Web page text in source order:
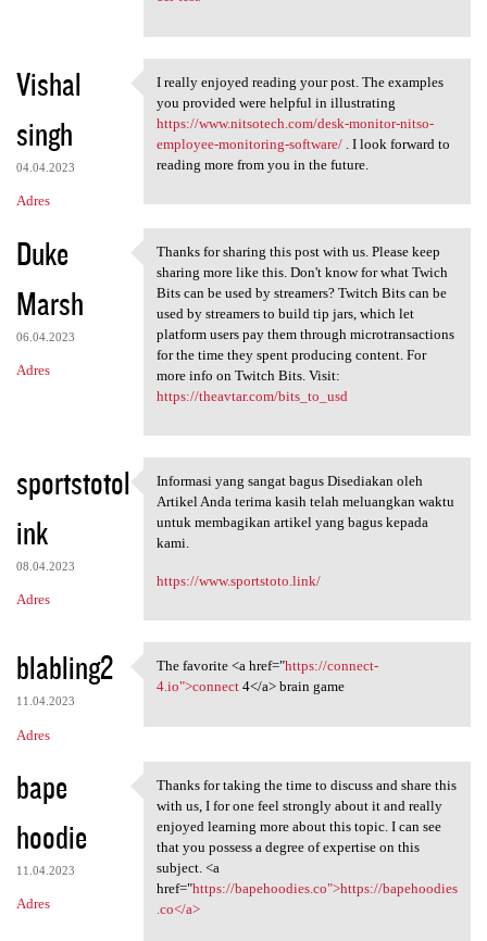
Vishal
singh
04.04.2023
Adres
I really enjoyed reading your
I really enjoyed reading your post. The examples
you provided were helpful in illustrating
https://www.nitsotech.com/desk-monitor-nitso-
employee-monitoring-software/. I look forward to
reading more from you in the future.
Duke
Marsh
06.04.2023
Adres
Thanks for sharing this post
Thanks for sharing this post with us. Please keep
sharing more like this. Don't know for what Twich
Bits can be used by streamers? Twitch Bits can be
used by streamers to build tip jars, which let
platform users pay them through microtransactions
for the time they spent producing content. For
more info on Twitch Bits. Visit:
https://theavtar.com/bits_to_usd
sportstotol
ink
08.04.2023
Adres
Informasi yang sangat bagus
Informasi yang sangat bagus Disediakan oleh
Artikel Anda terima kasih telah meluangkan waktu
untuk membagikan artikel yang bagus kepada
kami.
https://www.sportstoto.link/
blabling2
11.04.2023
Adres
The favorite <a href="https:/
The favorite <a href="https://connect-
4.io">connect4</a> brain game
bape
hoodie
11.04.2023
Adres
Thanks for taking the time to
Thanks for taking the time to discuss and share this
with us, I for one feel strongly about it and really
enjoyed learning more about this topic. I can see
that you possess a degree of expertise on this
subject. <a
href="https://bapehoodies.co">https://bapehoodies
.co</a>